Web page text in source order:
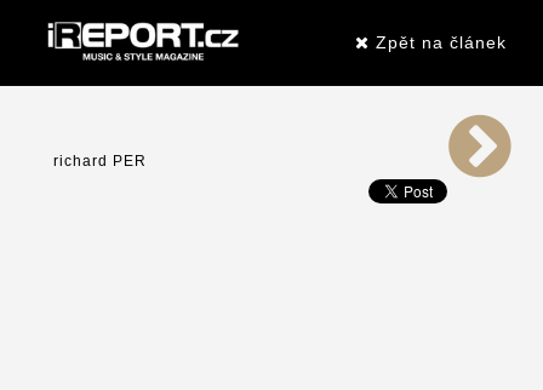
Zpět na článek
richard PER